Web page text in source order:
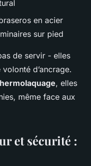
en acier
sur pied
de servir - elles
d’ancrage.
, elles
même face aux
et sécurité :